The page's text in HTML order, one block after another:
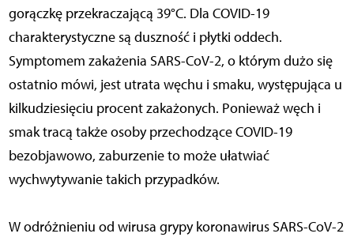
gorączkę przekraczającą 39°C. Dla COVID-19
charakterystyczne są duszność i płytki oddech.
Symptomem zakażenia SARS-CoV-2, o którym dużo się
ostatnio mówi, jest utrata węchu i smaku, występująca u
kilkudziesięciu procent zakażonych. Ponieważ węch i
smak tracą także osoby przechodzące COVID-19
bezobjawowo, zaburzenie to może ułatwiać
wychwytywanie takich przypadków.
W odróżnieniu od wirusa grypy koronawirus SARS-CoV-2